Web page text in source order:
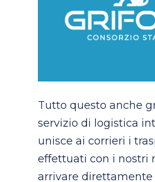
Tutto questo anche
servizio di logistica
unisce ai corrieri i
effettuati con i nostri
arrivare direttamente